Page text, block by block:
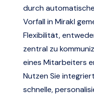
durch
Vorfall in Mirakl
Flexibilität,
zentral zu
eines Mitarbeiters
Nutzen Sie
schnelle,